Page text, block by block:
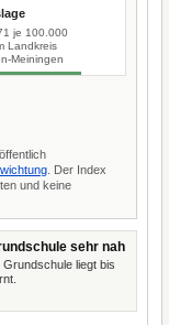
je 100.000
Landkreis
Meiningen
. Der Index
und keine
sehr nah
Grundschule liegt bis